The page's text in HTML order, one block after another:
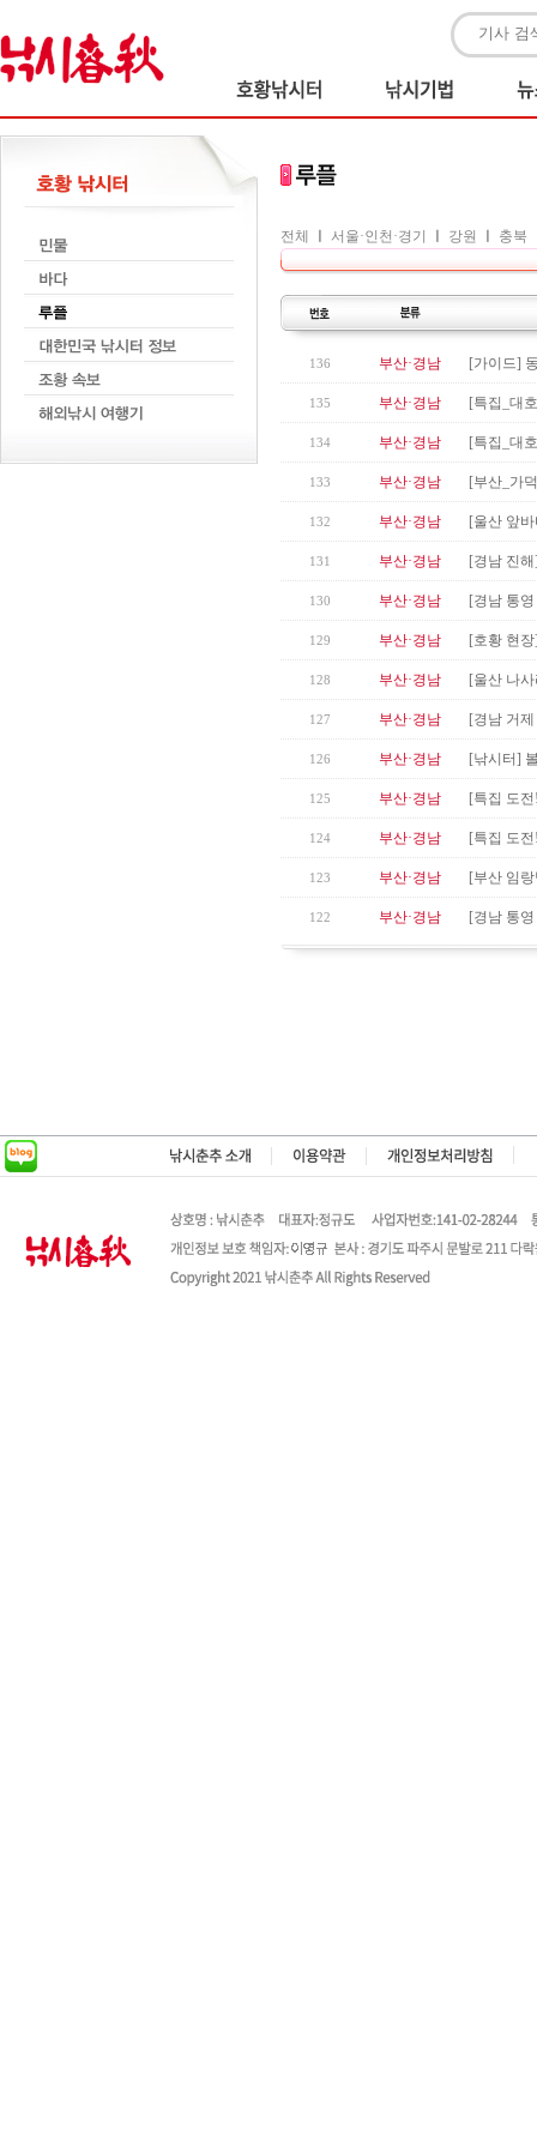
전체 서울·인천·경기 강원 충북
136 부산·경남 [가이드]
135 부산·경남 [특집_대
134 부산·경남 [특집_대
133 부산·경남 [부산_가
132 부산·경남 [울산 앞
131 부산·경남 [경남 진
130 부산·경남 [경남 통
129 부산·경남 [호황 현
128 부산·경남 [울산 나
127 부산·경남 [경남 거
126 부산·경남 [낚시터]
125 부산·경남 [특집 도
124 부산·경남 [특집 도
123 부산·경남 [부산 임
122 부산·경남 [경남 통